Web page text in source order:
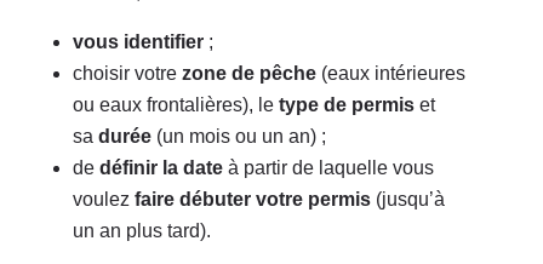
vous identifier;
choisir votre zone de pêche (eaux intérieures
ou eaux frontalières), le type de permis et
sa durée (un mois ou un an) ;
de définir la date à partir de laquelle vous
voulez faire débuter votre permis (jusqu’à
un an plus tard).